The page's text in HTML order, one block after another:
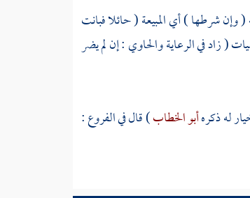
شرطها ) أي المبيعة ( حائلا فبانت
( زاد في الرعاية والحاوي : إن لم يضر
له ذكرهأبو الخطاب) قال في الفروع :